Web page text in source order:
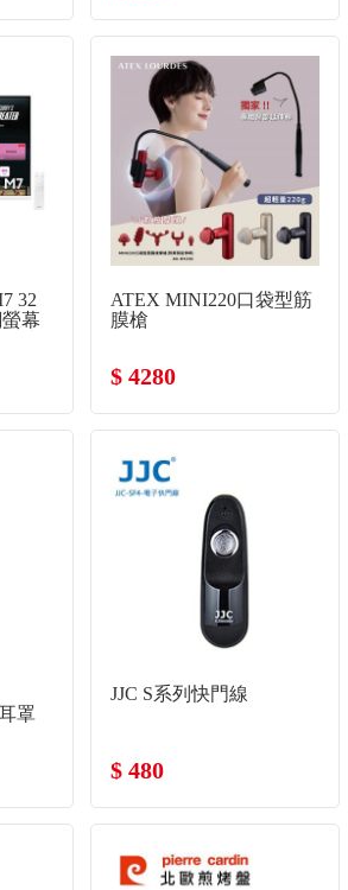
32
幕
ATEX MINI220口袋型筋
膜槍
$ 4280
罩
JJC S系列快門線
$ 480